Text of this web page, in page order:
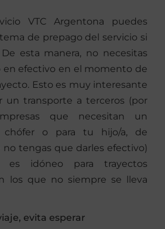
VTC Argentona puedes
de prepago del servicio si
esta manera, no necesitas
en efectivo en el momento de
Esto es muy interesante
un transporte a terceros (por
que necesitan un
chófer o para tu hijo/a, de
no tengas que darles efectivo)
es idóneo para trayectos
los que no siempre se lleva
evita esperar